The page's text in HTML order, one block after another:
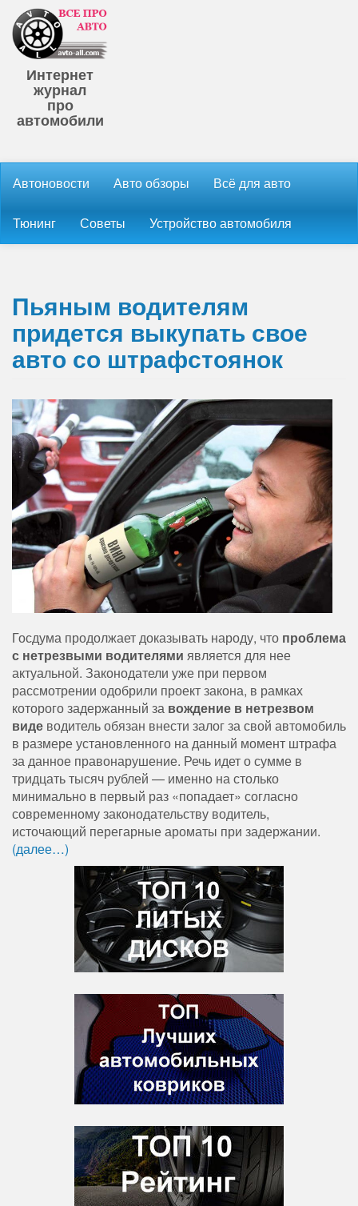
Интернет
журнал
про
автомобили
Автоновости Авто обзоры Всё для авто
Тюнинг Советы Устройство автомобиля
Пьяным водителям
придется выкупать свое
авто со штрафстоянок
Госдума продолжает доказывать народу, что проблема
с нетрезвыми водителями является для нее
актуальной. Законодатели уже при первом
рассмотрении одобрили проект закона, в рамках
которого задержанный за вождение в нетрезвом
виде водитель обязан внести залог за свой автомобиль
в размере установленного на данный момент штрафа
за данное правонарушение. Речь идет о сумме в
тридцать тысяч рублей — именно на столько
минимально в первый раз «попадает» согласно
современному законодательству водитель,
источающий перегарные ароматы при задержании.
(далее…)